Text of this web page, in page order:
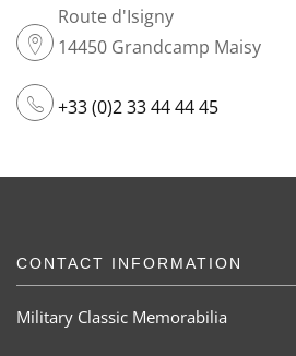
Route d'Isigny
14450 Grandcamp Maisy
+33 (0)2 33 44 44 45
CONTACT INFORMATION
Military Classic Memorabilia